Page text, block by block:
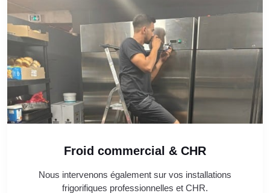
Froid commercial & CHR
Nous intervenons également sur vos installations
frigorifiques professionnelles et CHR.